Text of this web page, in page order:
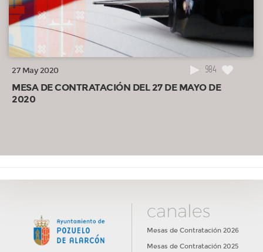
27 May 2020 984
MESA DE CONTRATACIÓN DEL 27 DE MAYO DE
2020
canales
Mesas de Contratación 2026
Mesas de Contratación 2025